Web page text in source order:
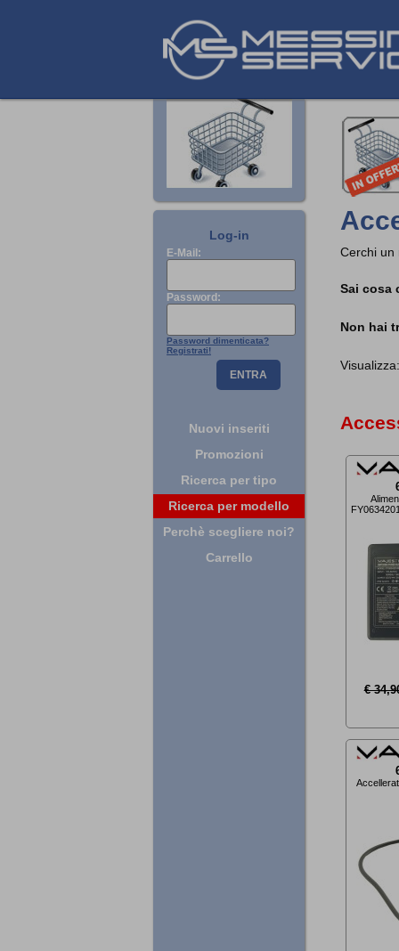
Log-in
E-Mail:
Password:
Password dimenticata?
Registrati!
ENTRA
Nuovi inseriti
Promozioni
Ricerca per tipo
Ricerca per modello
Perchè scegliere noi?
Carrello
Cerchi un
Sai cosa
Non hai
Visualizza:
€